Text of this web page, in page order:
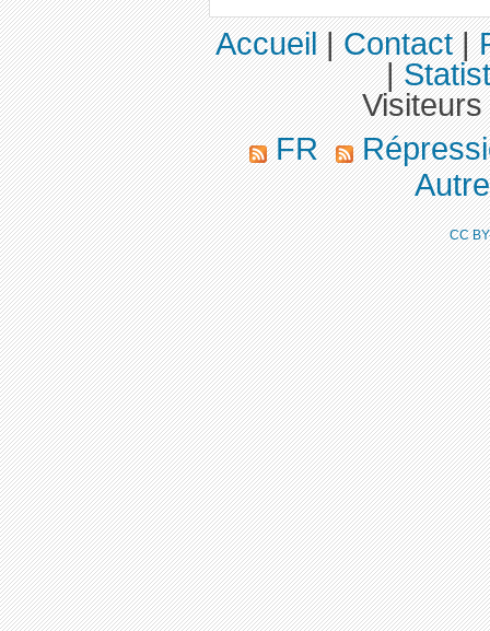
Accueil|Contact|
|
FR
CC